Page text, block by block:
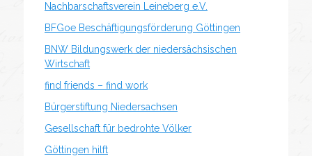
Nachbarschaftsverein Leineberg e.V.
BFGoe Beschäftigungsförderung Göttingen
BNW Bildungswerk der niedersächsischen
Wirtschaft
find friends – find work
Bürgerstiftung Niedersachsen
Gesellschaft für bedrohte Völker
Göttingen hilft